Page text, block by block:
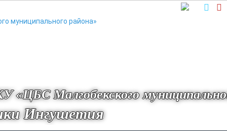
«ЦБС Малгобекского
Ингушетия